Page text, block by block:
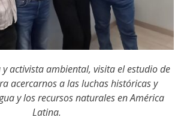
activista ambiental, visita el estudio de
acercarnos a las luchas históricas y
y los recursos naturales en América
Latina.